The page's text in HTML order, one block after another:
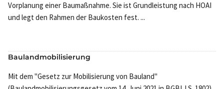
Vorplanung einer Baumaßnahme. Sie ist Grundleistung nach HOAI
und legt den Rahmen der Baukosten fest. ...
Baulandmobilisierung
Mit dem "Gesetz zur Mobilisierung von Bauland"